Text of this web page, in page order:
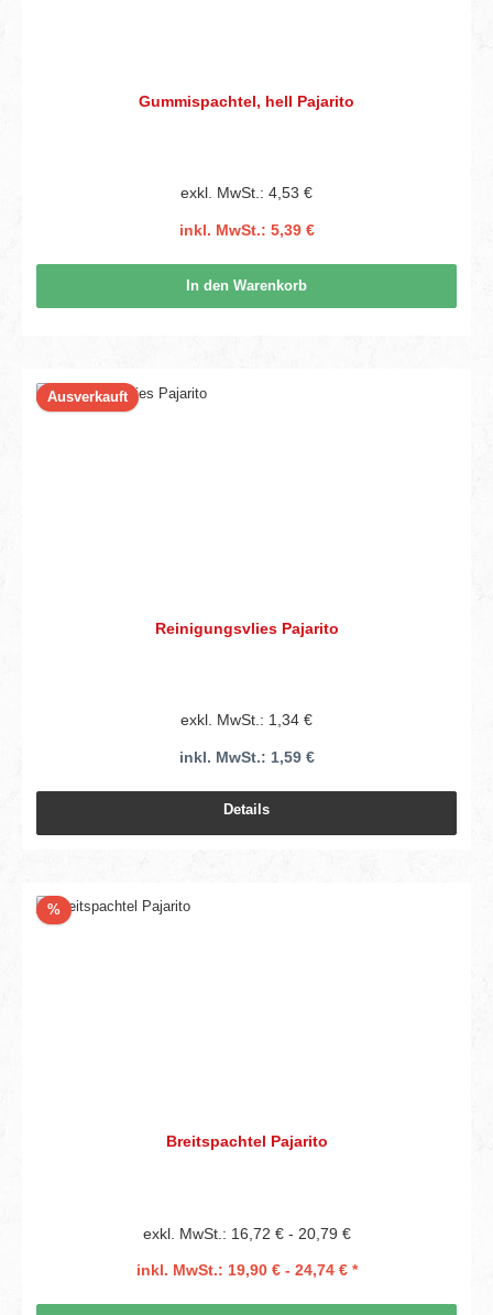
Gummispachtel, hell Pajarito
exkl. MwSt.: 4,53 €
inkl. MwSt.: 5,39 €
In den Warenkorb
Ausverkauft
Reinigungsvlies Pajarito
exkl. MwSt.: 1,34 €
inkl. MwSt.: 1,59 €
Details
%Rabatt
Breitspachtel Pajarito
exkl. MwSt.: 16,72 € - 20,79 €
inkl. MwSt.: 19,90 € - 24,74 € *